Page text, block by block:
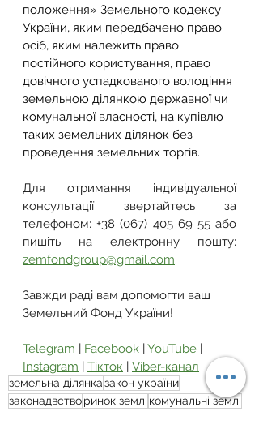
положення» Земельного кодексу
України, яким передбачено право
осіб, яким належить право
постійного користування, право
довічного успадкованого володіння
земельною ділянкою державної чи
комунальної власності, на купівлю
таких земельних ділянок без
проведення земельних торгів.
Для отримання індивідуальної
консультації звертайтесь за
телефоном: +38 (067) 405 69 55 або
zemfondgroup@gmail.com.
Завжди раді вам допомогти ваш
Земельний Фонд України!
Telegram | Facebook | YouTube |
Instagram | Тікток | Viber-канал
земельна ділянказакон україни
законадвстворинок землі комунальні землі